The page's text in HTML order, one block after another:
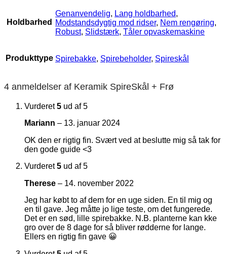
Holdbarhed
Genanvendelig, Lang holdbarhed,
Modstandsdygtig mod ridser, Nem rengøring,
Robust, Slidstærk, Tåler opvaskemaskine
Produkttype Spirebakke, Spirebeholder, Spireskål
4 anmeldelser af Keramik SpireSkål + Frø
Vurderet5 ud af 5
Mariann – 13. januar 2024
OK den er rigtig fin. Svært ved at beslutte mig så tak for
den gode guide <3
Vurderet5 ud af 5
Therese – 14. november 2022
Jeg har købt to af dem for en uge siden. En til mig og
en til gave. Jeg måtte jo lige teste, om det fungerede.
Det er en sød, lille spirebakke. N.B. planterne kan kke
gro over de 8 dage for så bliver rødderne for lange.
Ellers en rigtig fin gave 😀